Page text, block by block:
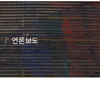
언론보도